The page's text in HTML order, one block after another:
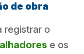
de obra
registrar o
e os